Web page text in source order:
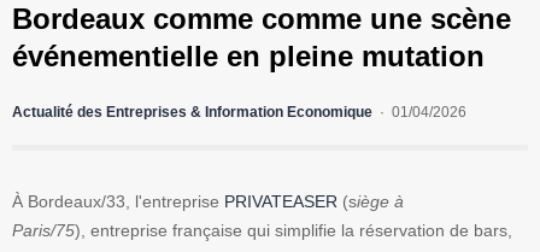
Bordeaux comme comme une scène
événementielle en pleine mutation
Actualité des Entreprises & Information Economique 01/04/2026
À Bordeaux/33, l'entreprise PRIVATEASER (siège à
Paris/75), entreprise française qui simplifie la réservation de bars,